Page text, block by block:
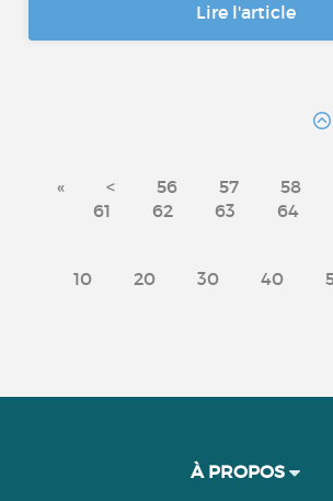
Lire l'article
« < 56 57 58
61
62 63 64
10 20 30 40
À PROPOS